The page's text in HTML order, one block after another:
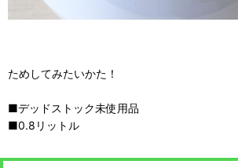
ためしてみたいかた！
■デッドストック未使用品
■0.8リットル